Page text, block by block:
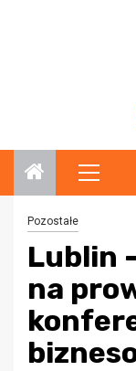
Menu
Pozostałe
Lublin
na